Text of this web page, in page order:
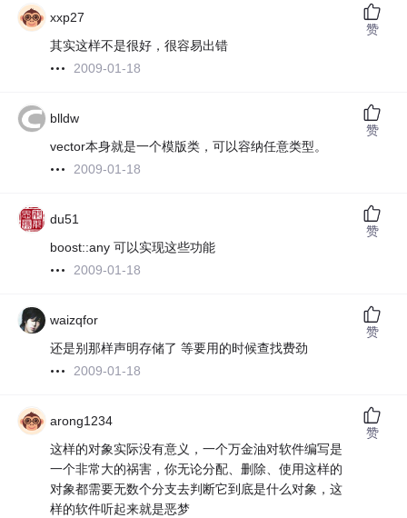
xxp27
其实这样不是很好，很容易出错
2009-01-18
赞
blldw
vector本身就是一个模版类，可以容纳任意类型。
2009-01-18
赞
du51
boost::any 可以实现这些功能
2009-01-18
赞
waizqfor
还是别那样声明存储了 等要用的时候查找费劲
2009-01-18
赞
arong1234
这样的对象实际没有意义，一个万金油对软件编写是
一个非常大的祸害，你无论分配、删除、使用这样的
对象都需要无数个分支去判断它到底是什么对象，这
样的软件听起来就是恶梦
赞